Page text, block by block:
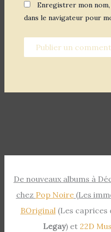
Enregistrer mon
dans le navigateur pour
De nouveaux albums à
chez Pop Noire(Les
BOriginal(Les caprices
Legay) et 22D